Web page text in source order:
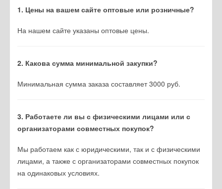
Корзина пуста
1. Цены на вашем сайте оптовые или розничные?
На нашем сайте указаны оптовые цены.
2. Какова сумма минимальной закупки?
Минимальная сумма заказа составляет 3000 руб.
3. Работаете ли вы с физическими лицами или с
организаторами совместных покупок?
Мы работаем как с юридическими, так и с физическими
лицами, а также с организаторами совместных покупок
на одинаковых условиях.